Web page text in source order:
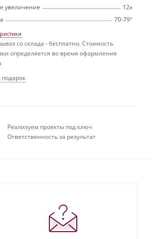
увеличение
12х
70-79°
со склада - бесплатно. Стоимость
определяется во время оформления
подарок
Реализуем проекты под ключ
Ответственность за результат